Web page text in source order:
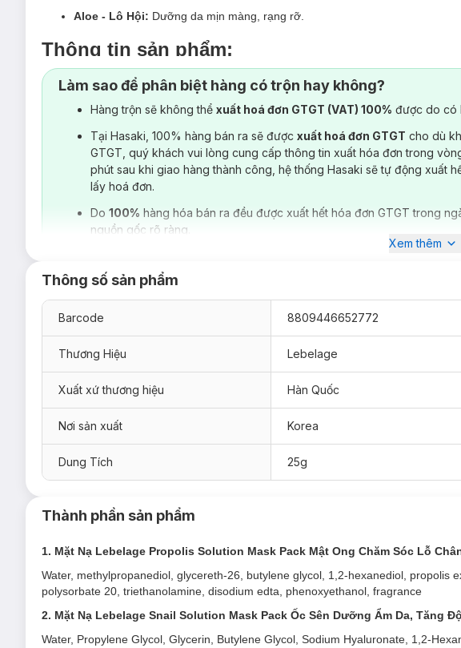
Aloe - Lô Hội: Dưỡng da mịn màng, rạng rỡ.
Thông tin sản phẩm:
1. Mặt Nạ Lebelage Propolis Solution Mask Pack Mật Ong
Lebelage Propolis Solution Mask Packchiết xuất mật ong giúpngăn ngừa mụn
Làm sao để phân biệt hàng có trộn hay không?
Hàng trộn sẽ không thể xuất hoá đơn GTGT (VAT) 100% được do có
Tại Hasaki, 100% hàng bán ra sẽ được xuất hoá đơn GTGT cho dù
GTGT, quý khách vui lòng cung cấp thông tin xuất hóa đơn trong
phút sau khi giao hàng thành công, hệ thống Hasaki sẽ tự động xuất
lấy hoá đơn.
Do 100% hàng hóa bán ra đều được xuất hết hóa đơn GTGT trong
nguồn gốc rõ ràng.
Xem thêm
Thông số sản phẩm
Barcode 8809446652772
Thương Hiệu Lebelage
Xuất xứ thương hiệu Hàn Quốc
Nơi sản xuất Korea
Dung Tích 25g
Thành phần sản phẩm
1. Mặt Nạ Lebelage Propolis Solution Mask Pack Mật Ong Chăm Sóc Lỗ
Water, methylpropanediol, glycereth-26, butylene glycol, 1,2-hexanediol, propolis
polysorbate 20, triethanolamine, disodium edta, phenoxyethanol, fragrance
2. Mặt Nạ Lebelage Snail Solution Mask Pack Ốc Sên Dưỡng Ẩm Da, Tăng
Water, Propylene Glycol, Glycerin, Butylene Glycol, Sodium Hyaluronate, 1,2-